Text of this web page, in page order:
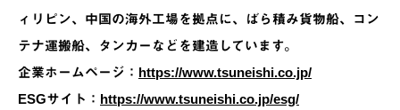
ィリピン、中国の海外工場を拠点に、ばら積み貨物船、コン
テナ運搬船、タンカーなどを建造しています。
企業ホームページ： https://www.tsuneishi.co.jp/
ESGサイト： https://www.tsuneishi.co.jp/esg/